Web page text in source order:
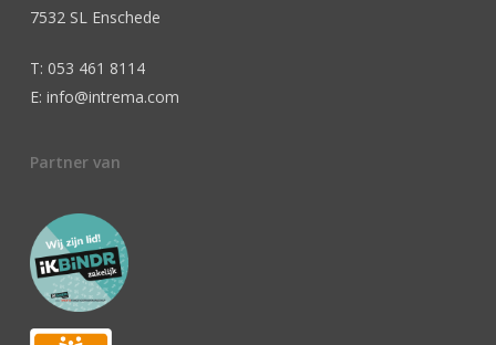
7532 SL Enschede
T: 053 461 8114
E: info@intrema.com
Partner van